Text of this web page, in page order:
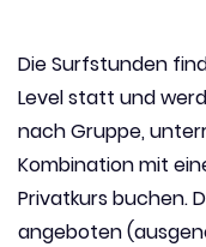
Die Surfstunden
Level statt und
nach Gruppe,
Kombination mit
Privatkurs buchen.
angeboten